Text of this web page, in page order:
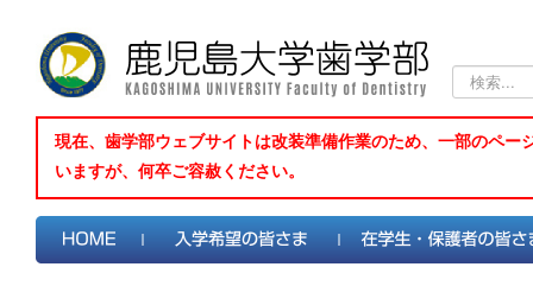
索...
現在、歯学部ウェブサイトは改装準備作業のため、一部のペ
いますが、何卒ご容赦ください。